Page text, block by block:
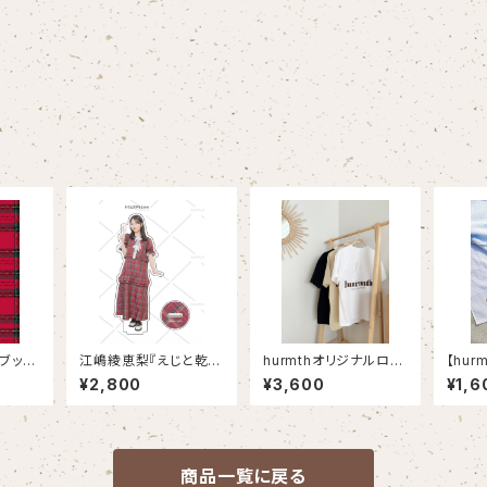
ッ
江嶋綾恵梨『えじと乾杯
アクスタ〜シャンパン
編〜』
¥2,800
hurmthオリジナルロゴ
Tシャツ
¥3,600
【
ル
商品一覧に戻る